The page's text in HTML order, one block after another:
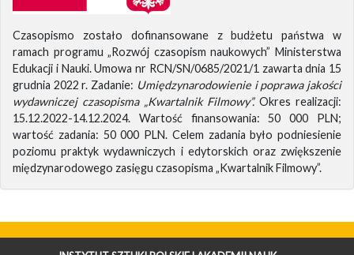
Czasopismo zostało dofinansowane z budżetu państwa w
ramach programu „Rozwój czasopism naukowych” Ministerstwa
Edukacji i Nauki. Umowa nr RCN/SN/0685/2021/1 zawarta dnia 15
grudnia 2022 r. Zadanie: Umiędzynarodowienie i poprawa jakości
wydawniczej czasopisma „Kwartalnik Filmowy”.Okres realizacji:
15.12.2022-14.12.2024. Wartość finansowania: 50 000 PLN;
wartość zadania: 50 000 PLN. Celem zadania było podniesienie
poziomu praktyk wydawniczych i edytorskich oraz zwiększenie
międzynarodowego zasięgu czasopisma „Kwartalnik Filmowy”.